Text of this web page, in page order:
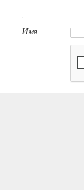
Имя